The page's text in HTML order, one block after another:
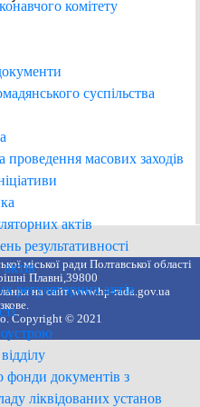
комітету
суспільства
проведення масових заходів
актів
результативності
регуляторних актів
фонди документів з
ліквідованих установ
міської ради Полтавської області
Плавні,39800
на сайт www.hp-rada.gov.ua
Copyright © 2021